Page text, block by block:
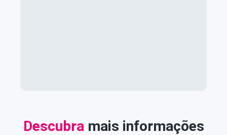
Descubramais informações